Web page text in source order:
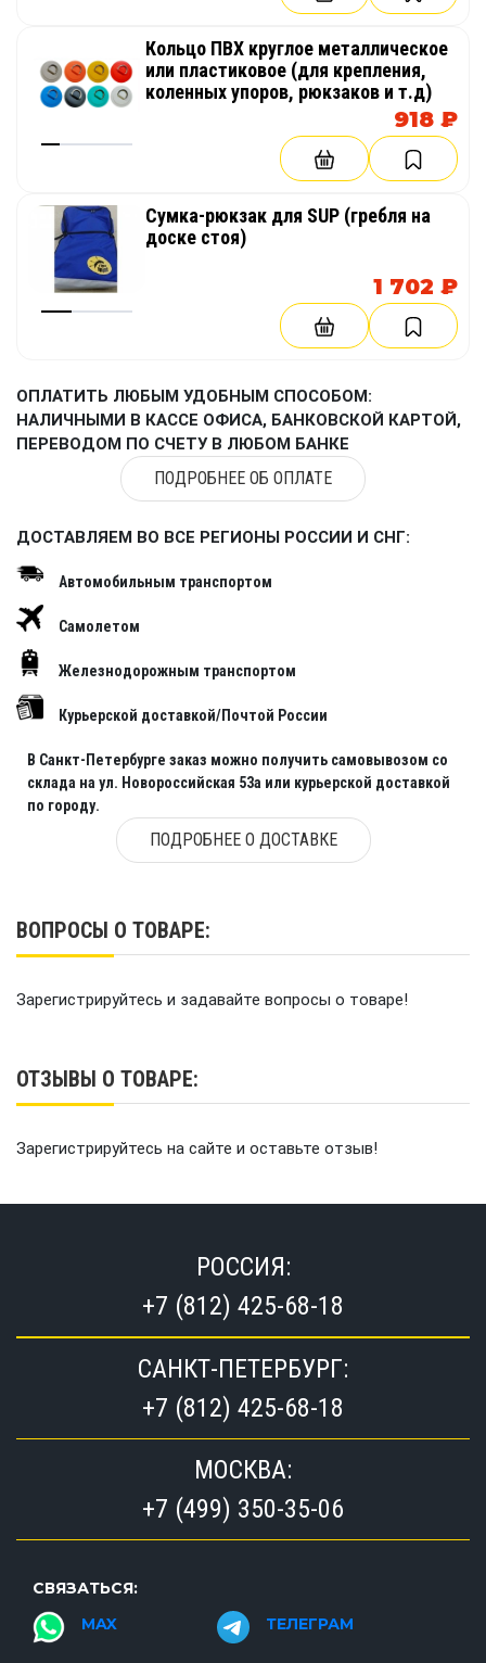
Кольцо ПВХ круглое металлическое
или пластиковое (для крепления,
коленных упоров, рюкзаков и т.д)
918 ₽
Сумка-рюкзак для SUP (гребля на
доске стоя)
1 702 ₽
ОПЛАТИТЬ ЛЮБЫМ УДОБНЫМ СПОСОБОМ:
НАЛИЧНЫМИ В КАССЕ ОФИСА, БАНКОВСКОЙ КАРТОЙ,
ПЕРЕВОДОМ ПО СЧЕТУ В ЛЮБОМ БАНКЕ
ПОДРОБНЕЕ ОБ ОПЛАТЕ
ДОСТАВЛЯЕМ ВО ВСЕ РЕГИОНЫ РОССИИ И СНГ:
Автомобильным транспортом
Самолетом
Железнодорожным транспортом
Курьерской доставкой/Почтой России
В Санкт-Петербурге заказ можно получить самовывозом со
склада на ул. Новороссийская 53а или курьерской доставкой
по городу.
ПОДРОБНЕЕ О ДОСТАВКЕ
ВОПРОСЫ О ТОВАРЕ:
Зарегистрируйтесь и задавайте вопросы о товаре!
ОТЗЫВЫ О ТОВАРЕ:
Зарегистрируйтесь на сайте и оставьте отзыв!
РОССИЯ:
+7 (812) 425-68-18
САНКТ-ПЕТЕРБУРГ:
+7 (812) 425-68-18
МОСКВА:
+7 (499) 350-35-06
СВЯЗАТЬСЯ:
MAX
ТЕЛЕГРАМ